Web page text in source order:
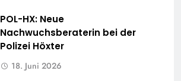
POL-HX: Neue
Nachwuchsberaterin bei der
Polizei Höxter
18. Juni 2026